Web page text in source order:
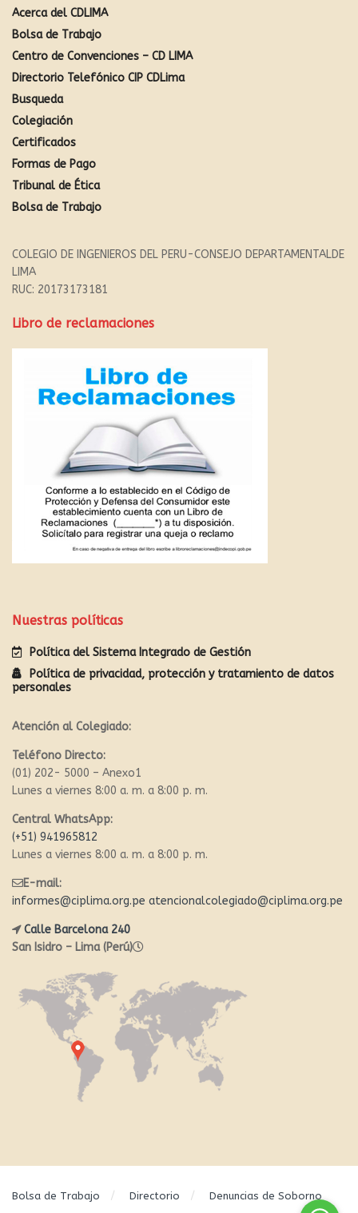
Acerca del CDLIMA
Bolsa de Trabajo
Centro de Convenciones – CD LIMA
Directorio Telefónico CIP CDLima
Busqueda
Colegiación
Certificados
Formas de Pago
Tribunal de Ética
Bolsa de Trabajo
COLEGIO DE INGENIEROS DEL PERU-CONSEJO DEPARTAMENTALDE
LIMA
RUC: 20173173181
Libro de reclamaciones
Nuestras políticas
Política del Sistema Integrado de Gestión
Política de privacidad, protección y tratamiento de datos
personales
Atención al Colegiado:
Teléfono Directo:
(01) 202- 5000 – Anexo1
Lunes a viernes 8:00 a. m. a 8:00 p. m.
Central WhatsApp:
(+51) 941965812
Lunes a viernes 8:00 a. m. a 8:00 p. m.
E-mail:
informes@ciplima.org.pe atencionalcolegiado@ciplima.org.pe
Calle Barcelona 240
San Isidro – Lima (Perú)
Bolsa de Trabajo Directorio Denuncias de Soborno